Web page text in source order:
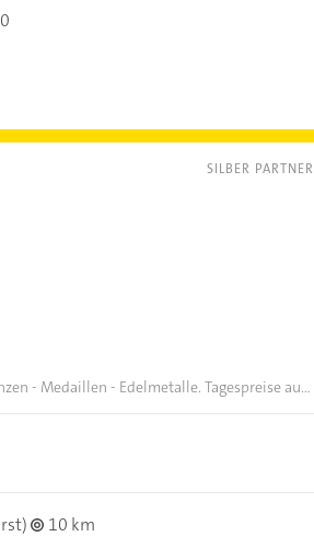
SILBER PARTNER
- Medaillen - Edelmetalle. Tagespreise au...
10 km